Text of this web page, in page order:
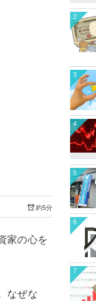
約5分
家の心を
なぜな
2
3
4
5
6
7